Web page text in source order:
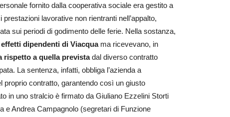
fornito dalla cooperativa sociale era gestito a
lavorative non rientranti nell’appalto,
sui periodi di godimento delle ferie. Nella sostanza,
dipendenti di Viacquama ricevevano, in
rispetto a quella previstadal diverso contratto
La sentenza, infatti, obbliga l’azienda a
proprio contratto, garantendo così un giusto
in uno stralcio è firmato da Giuliano Ezzelini Storti
e Andrea Campagnolo (segretari di Funzione